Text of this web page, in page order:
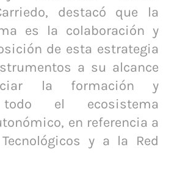
destacó que la
es la colaboración y
de esta estrategia
a su alcance
la formación y
todo el ecosistema
en referencia a
y a la Red